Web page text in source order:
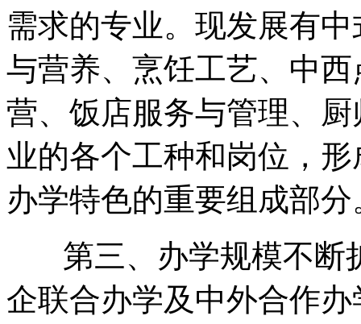
需求的专业。现发展有
与营养、烹饪工艺、中
营、饭店服务与管理、
业的各个工种和岗位，
办学特色的重要组成部分
第三、办学规模不断
企联合办学及中外合作